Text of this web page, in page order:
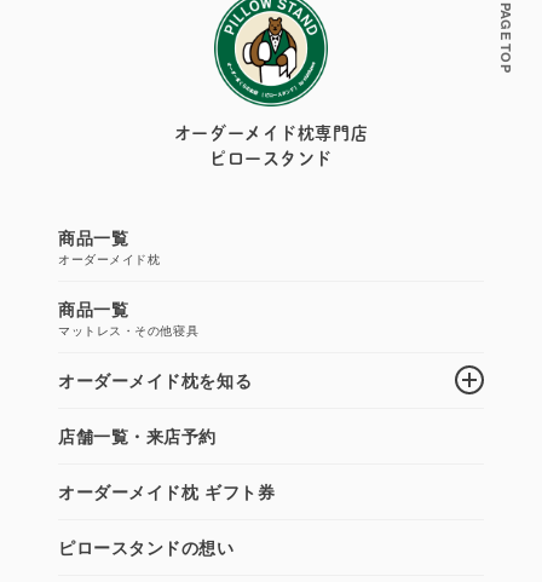
オーダーメイド枕専門店
ピロースタンド
商品一覧
オーダーメイド枕
商品一覧
マットレス・その他寝具
オーダーメイド枕を知る
店舗一覧・来店予約
オーダーメイド枕 ギフト券
ピロースタンドの想い
PAGE TOP